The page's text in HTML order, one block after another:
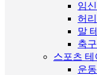
임
허
말
축
스포츠 테
운